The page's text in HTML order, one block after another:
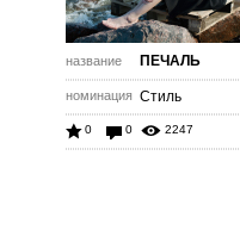
название ПЕЧАЛЬ
номинация Стиль
0 0 2247